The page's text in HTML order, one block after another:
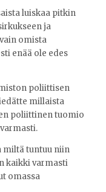
luiskaa pitkin
ja
omista
enää ole edes
poliittisen
millaista
poliittinen tuomio
miltä tuntuu niin
kaikki varmasti
omassa